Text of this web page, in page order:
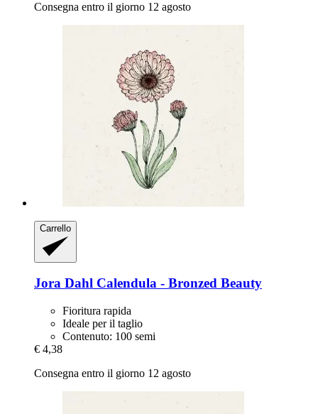
Consegna entro il giorno 12 agosto
Carrello
Jora Dahl Calendula -​ Bronzed Beauty
Fioritura rapida
Ideale per il taglio
Contenuto: 100 semi
€ 4,38
Consegna entro il giorno 12 agosto